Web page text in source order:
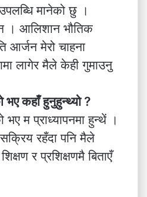
मानेको छु ।
। आलिशान भौतिक
आर्जन मेरो चाहना
लागेर मैले केही गुमाउनु
भए कहाँ हुनुहुन्थ्यो ?
भए म प्राध्यापनमा हुन्थें ।
सक्रिय रहँदा पनि मैले
र प्रशिक्षणमै बिताएँ